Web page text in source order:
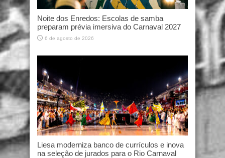
Noite dos Enredos: Escolas de samba
preparam prévia imersiva do Carnaval 2027
6 de agosto de 2026
Liesa moderniza banco de currículos e inova
na seleção de jurados para o Rio Carnaval